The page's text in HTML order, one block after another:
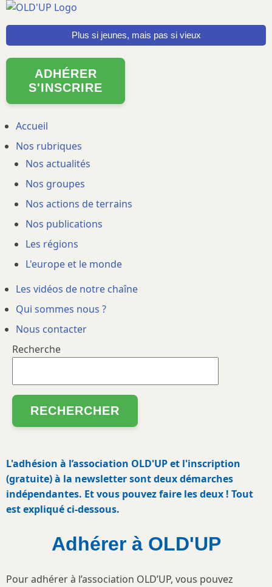
Aller
au
Plus si jeunes, mais pas si vieux
ADHÉRER
S'INSCRIRE
Main
navigation
Accueil
Nos rubriques
Nos actualités
Nos groupes
Nos actions de terrains
Nos publications
Les régions
L'europe et le monde
Les vidéos de notre chaîne
Qui sommes nous ?
Nous contacter
Recherche
L'adhésion à l’association OLD'UP et l'inscription
(gratuite) à la newsletter sont deux démarches
indépendantes. Et vous pouvez faire les deux ! Tout
est expliqué ci-dessous.
Adhérer à OLD'UP
Pour adhérer à l’association OLD’UP, vous pouvez